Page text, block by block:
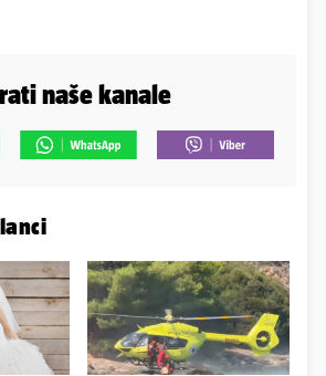
naše kanale